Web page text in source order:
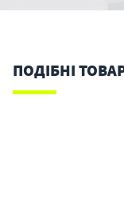
ПОДІБНІ